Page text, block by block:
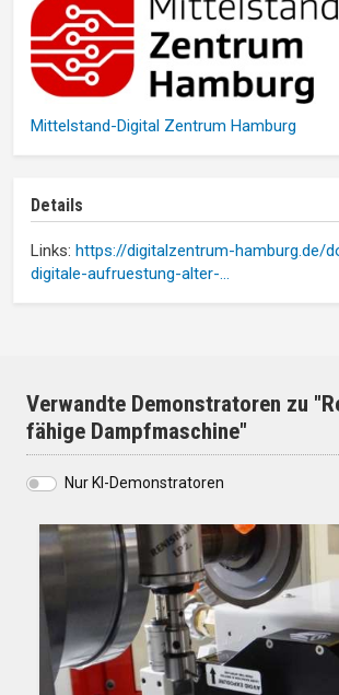
Mittelstand-Digital Zentrum Hamburg
Details
Links: https://digitalzentrum-hamburg.de/
digitale-aufruestung-alter-…
Verwandte Demonstratoren zu
fähige Dampfmaschine"
Nur KI-Demonstratoren